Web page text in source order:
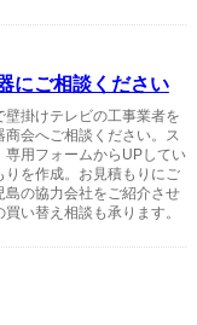
にご相談ください
壁掛けテレビの工事業者を
会へご相談ください。ス
専用フォームからUPしてい
りを作成。お見積もりにご
の協力会社をご紹介させ
い替え相談も承ります。